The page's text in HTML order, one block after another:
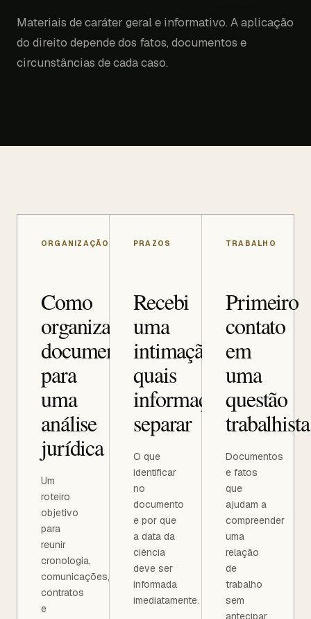
Materiais de caráter geral e informativo. A aplicação
do direito depende dos fatos, documentos e
circunstâncias de cada caso.
ORGANIZAÇÃO
Como
organizar
documentos
para
uma
análise
jurídica
Um
roteiro
objetivo
para
reunir
cronologia,
comunicações,
contratos
e
PRAZOS
Recebi
uma
intimação:
quais
informações
separar
O que
identificar
no
documento
e por que
a data da
ciência
deve ser
informada
imediatamente.
TRABALHO
Primeiro
contato
em
uma
questão
trabalhista
Documentos
e fatos
que
ajudam a
compreender
uma
relação
de
trabalho
sem
antecipar